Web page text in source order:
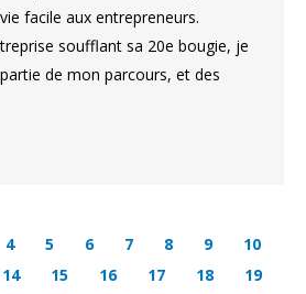
facile aux entrepreneurs.
soufflant sa 20e bougie, je
de mon parcours, et des
4 5 6 7 8 9
10
14 15 16 17 18
19